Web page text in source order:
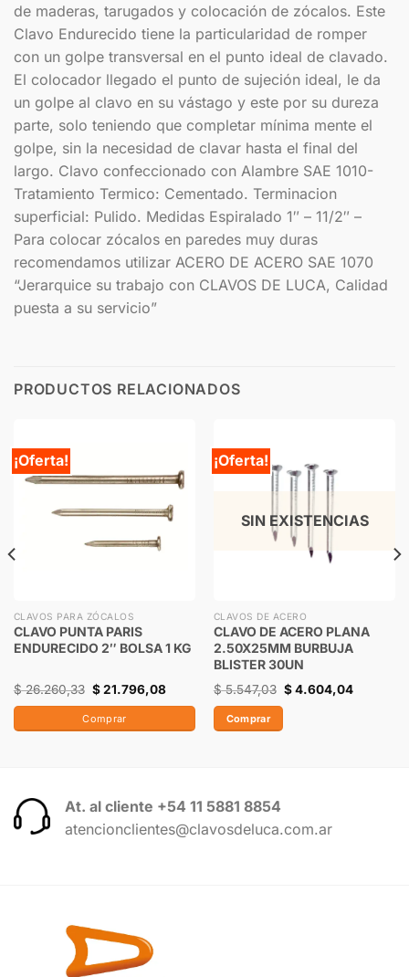
de maderas, tarugados y colocación de zócalos. Este
Clavo Endurecido tiene la particularidad de romper
con un golpe transversal en el punto ideal de clavado.
El colocador llegado el punto de sujeción ideal, le da
un golpe al clavo en su vástago y este por su dureza
parte, solo teniendo que completar mínima mente el
golpe, sin la necesidad de clavar hasta el final del
largo. Clavo confeccionado con Alambre SAE 1010-
Tratamiento Termico: Cementado. Terminacion
superficial: Pulido. Medidas Espiralado 1″ – 11/2″ –
Para colocar zócalos en paredes muy duras
recomendamos utilizar ACERO DE ACERO SAE 1070
“Jerarquice su trabajo con CLAVOS DE LUCA, Calidad
puesta a su servicio”
PRODUCTOS RELACIONADOS
¡Oferta!
CLAVOS PARA ZÓCALOS
CLAVO PUNTA PARIS
ENDURECIDO 2″ BOLSA 1 KG
$26.260,33 $21.796,08
Comprar
¡Oferta!
SIN EXISTENCIAS
CLAVOS DE ACERO
CLAVO DE ACERO PLANA
2.50X25MM BURBUJA
BLISTER 30UN
$5.547,03 $4.604,04
Comprar
At. al cliente +54 11 5881 8854
atencionclientes@clavosdeluca.com.ar